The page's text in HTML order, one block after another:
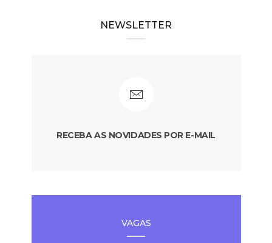
NEWSLETTER
RECEBA AS NOVIDADES POR E-MAIL
VAGAS